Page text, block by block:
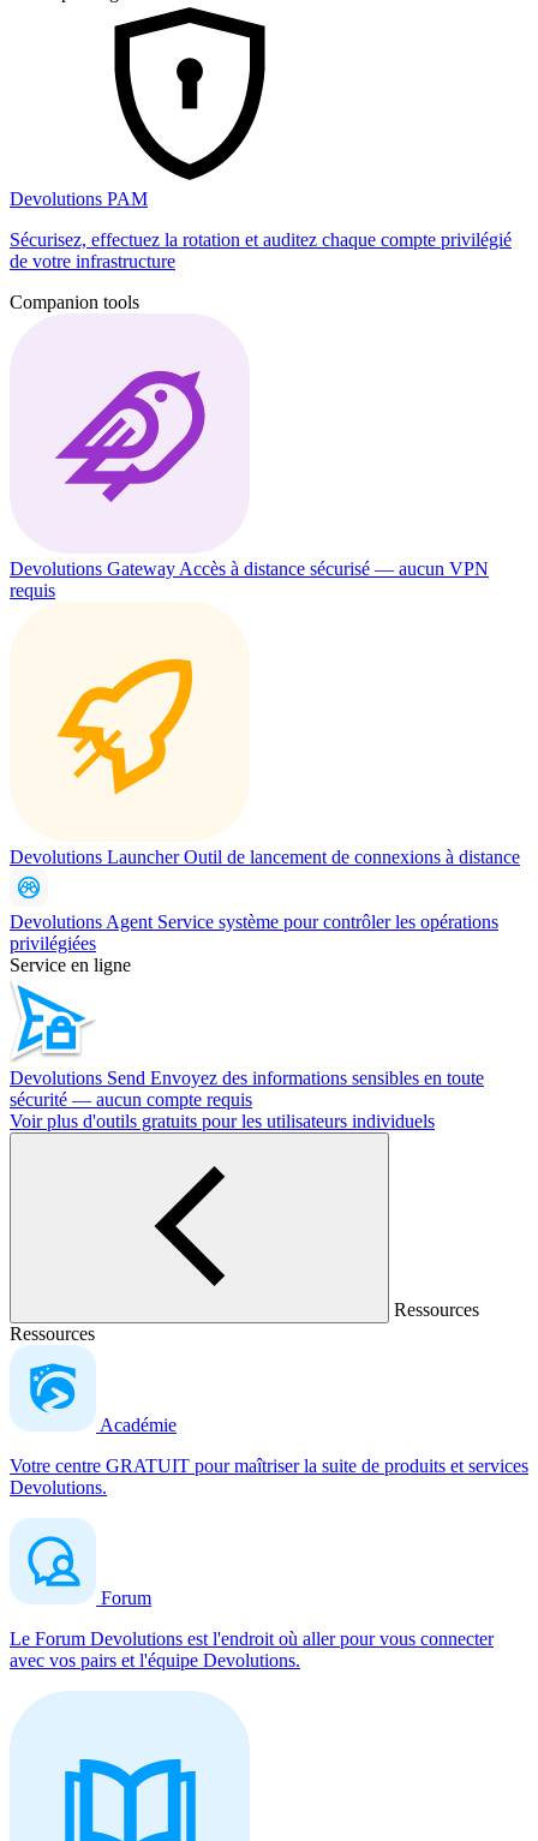
Devolutions PAM
Sécurisez, effectuez la rotation et auditez chaque compte privilégié
de votre infrastructure
Companion tools
Devolutions Gateway Accès à distance sécurisé — aucun VPN
requis
Devolutions LauncherOutil de lancement de connexions à distance
Devolutions Agent Service système pour contrôler les opérations
privilégiées
Service en ligne
Devolutions Send Envoyez des informations sensibles en toute
sécurité — aucun compte requis
Voir plus d'outils gratuits pour les utilisateurs individuels
Ressources
Ressources
Académie
Votre centre GRATUIT pour maîtriser la suite de produits et services
Devolutions.
Forum
Le Forum Devolutions est l'endroit où aller pour vous connecter
avec vos pairs et l'équipe Devolutions.